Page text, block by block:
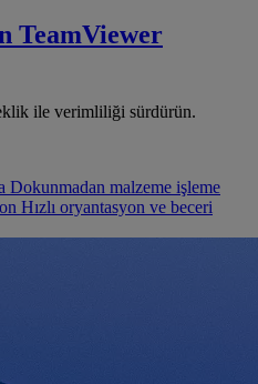
TeamViewer
ile verimliliği sürdürün.
Dokunmadan malzeme işleme
Hızlı oryantasyon ve beceri